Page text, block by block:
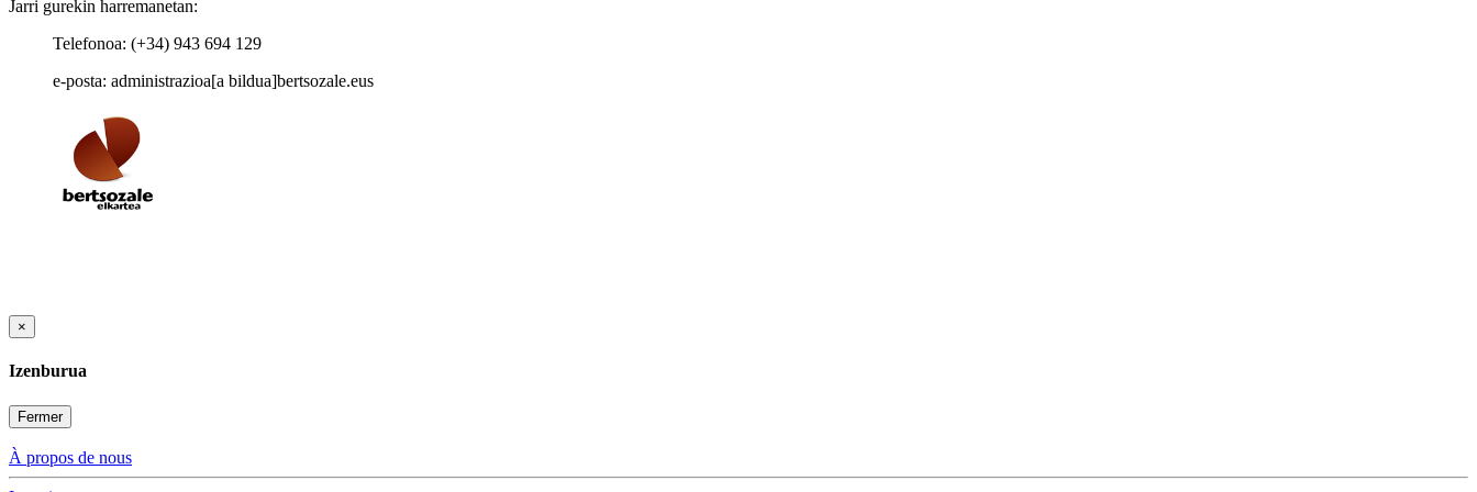
Jarri gurekin harremanetan:
Telefonoa: (+34) 943 694 129
e-posta: administrazioa[a bildua]bertsozale.eus
×
Izenburua
Fermer
À propos de nous